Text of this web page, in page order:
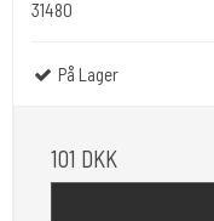
31480
På Lager
101 DKK